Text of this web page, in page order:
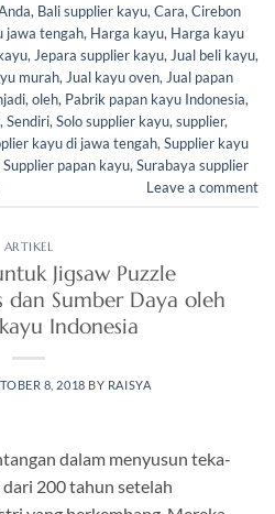
, Bali supplier kayu, Cara, Cirebon
jawa tengah, Harga kayu, Harga kayu
, Jepara supplier kayu, Jual beli kayu,
murah, Jual kayu oven, Jual papan
, oleh, Pabrik papan kayu Indonesia,
, Sendiri, Solo supplier kayu, supplier,
kayu di jawa tengah, Supplier kayu
Supplier papan kayu, Surabaya supplier
Leave a comment
ARTIKEL
Jigsaw Puzzle
Sumber Daya oleh
Indonesia
8, 2018 BY RAISYA
dalam menyusun teka-
200 tahun setelah